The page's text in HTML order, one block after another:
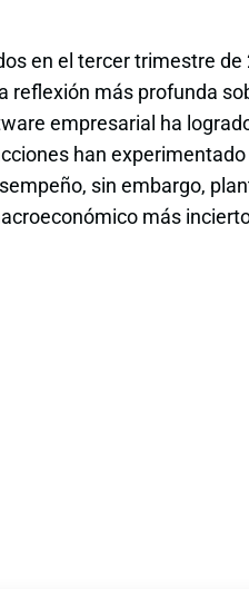
en el tercer trimestre de
más profunda
empresarial ha
han
sin embargo,
más